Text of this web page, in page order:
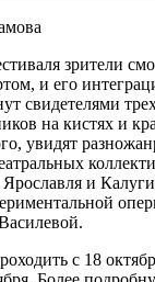
зрители
и его
свидетелями
на кистях и
увидят
и
с 18